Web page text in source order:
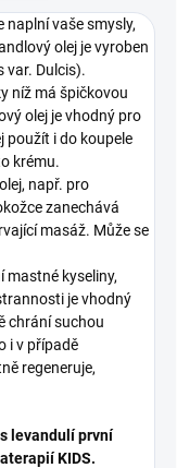
naplní vaše smysly,
olej je vyroben
var. Dulcis).
níž má špičkovou
olej je vhodný pro
použít i do koupele
krému.
např. pro
zanechává
masáž. Může se
mastné kyseliny,
je vhodný
chrání suchou
i v případě
regeneruje,
levandulí první
KIDS.